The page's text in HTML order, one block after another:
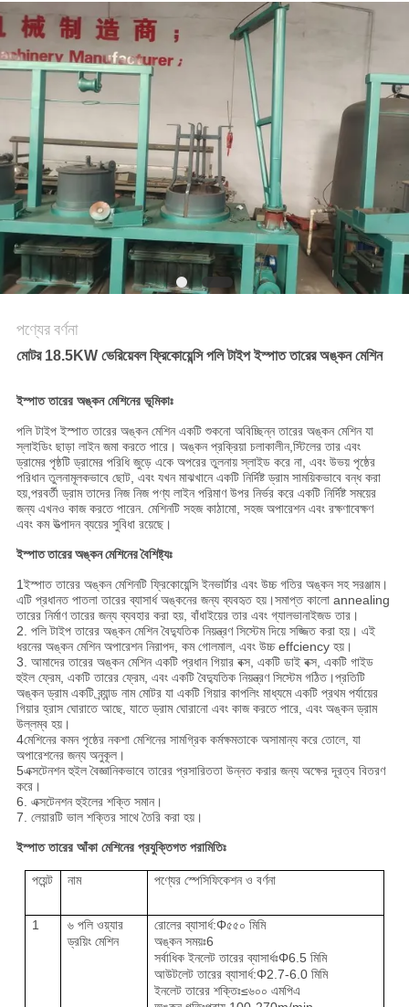
উদ্ধৃতির
জন্য
আবেদন
সাইট
ম্যাপ
PRIVACY
POLICY
পণ্যের বর্ণনা
মোটর 18.5KW ভেরিয়েবল ফ্রিকোয়েন্সি পলি টাইপ ইস্পাত তারের অঙ্কন মেশিন
ইস্পাত তারের অঙ্কন মেশিনের ভূমিকাঃ
পলি টাইপ ইস্পাত তারের অঙ্কন মেশিন একটি শুকনো অবিচ্ছিন্ন তারের অঙ্কন মেশিন যা
স্লাইডিং ছাড়া লাইন জমা করতে পারে। অঙ্কন প্রক্রিয়া চলাকালীন,স্টিলের তার এবং
ড্রামের পৃষ্ঠটি ড্রামের পরিধি জুড়ে একে অপরের তুলনায় স্লাইড করে না, এবং উভয় পৃষ্ঠের
পরিধান তুলনামূলকভাবে ছোট, এবং যখন মাঝখানে একটি নির্দিষ্ট ড্রাম সাময়িকভাবে বন্ধ করা
হয়,পরবর্তী ড্রাম তাদের নিজ নিজ পণ্য লাইন পরিমাণ উপর নির্ভর করে একটি নির্দিষ্ট সময়ের
জন্য এখনও কাজ করতে পারেন. মেশিনটি সহজ কাঠামো, সহজ অপারেশন এবং রক্ষণাবেক্ষণ
এবং কম উত্পাদন ব্যয়ের সুবিধা রয়েছে।
ইস্পাত তারের অঙ্কন মেশিনের বৈশিষ্ট্যঃ
1ইস্পাত তারের অঙ্কন মেশিনটি ফ্রিকোয়েন্সি ইনভার্টার এবং উচ্চ গতির অঙ্কন সহ সরঞ্জাম।
এটি প্রধানত পাতলা তারের ব্যাসার্ধ অঙ্কনের জন্য ব্যবহৃত হয়।সমাপ্ত কালো annealing
তারের নির্মাণ তারের জন্য ব্যবহার করা হয়, বাঁধাইয়ের তার এবং গ্যালভানাইজড তার।
2. পলি টাইপ তারের অঙ্কন মেশিন বৈদ্যুতিক নিয়ন্ত্রণ সিস্টেম দিয়ে সজ্জিত করা হয়। এই
ধরনের অঙ্কন মেশিন অপারেশন নিরাপদ, কম গোলমাল, এবং উচ্চ effciency হয়।
3. আমাদের তারের অঙ্কন মেশিন একটি প্রধান গিয়ার বক্স, একটি ডাই বক্স, একটি গাইড
হুইল ফ্রেম, একটি তারের ফ্রেম, এবং একটি বৈদ্যুতিক নিয়ন্ত্রণ সিস্টেম গঠিত।প্রতিটি
অঙ্কন ড্রাম একটি ব্র্যান্ড নাম মোটর যা একটি গিয়ার কাপলিং মাধ্যমে একটি প্রথম পর্যায়ের
গিয়ার হ্রাস ঘোরাতে আছে, যাতে ড্রাম ঘোরানো এবং কাজ করতে পারে, এবং অঙ্কন ড্রাম
উল্লম্ব হয়।
4মেশিনের কমন পৃষ্ঠের নকশা মেশিনের সামগ্রিক কর্মক্ষমতাকে অসামান্য করে তোলে, যা
অপারেশনের জন্য অনুকূল।
5এক্সটেনশন হুইল বৈজ্ঞানিকভাবে তারের প্রসারিততা উন্নত করার জন্য অক্ষের দূরত্ব বিতরণ
করে।
6. এক্সটেনশন হুইলের শক্তি সমান।
7. লেয়ারটি ভাল শক্তির সাথে তৈরি করা হয়।
ইস্পাত তারের আঁকা মেশিনের প্রযুক্তিগত পরামিতিঃ
পয়েন্ট নাম পণ্যের স্পেসিফিকেশন ও বর্ণনা
1
৬ পলি ওয়্যার
ড্রয়িং মেশিন
রোলের ব্যাসার্ধ:Φ৫৫০ মিমি
অঙ্কন সময়ঃ6
সর্বাধিক ইনলেট তারের ব্যাসার্ধঃΦ6.5 মিমি
আউটলেট তারের ব্যাসার্ধ:Φ2.7-6.0 মিমি
ইনলেট তারের শক্তিঃ≤৬০০ এমপিএ